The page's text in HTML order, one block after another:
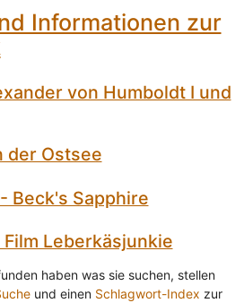
Informationen zur
von Humboldt I und
der Ostsee
Beck's Sapphire
Leberkäsjunkie
haben was sie suchen, stellen
und einen Schlagwort-Index zur